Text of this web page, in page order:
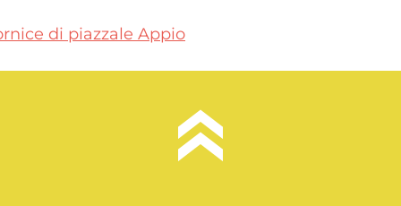
di piazzale Appio